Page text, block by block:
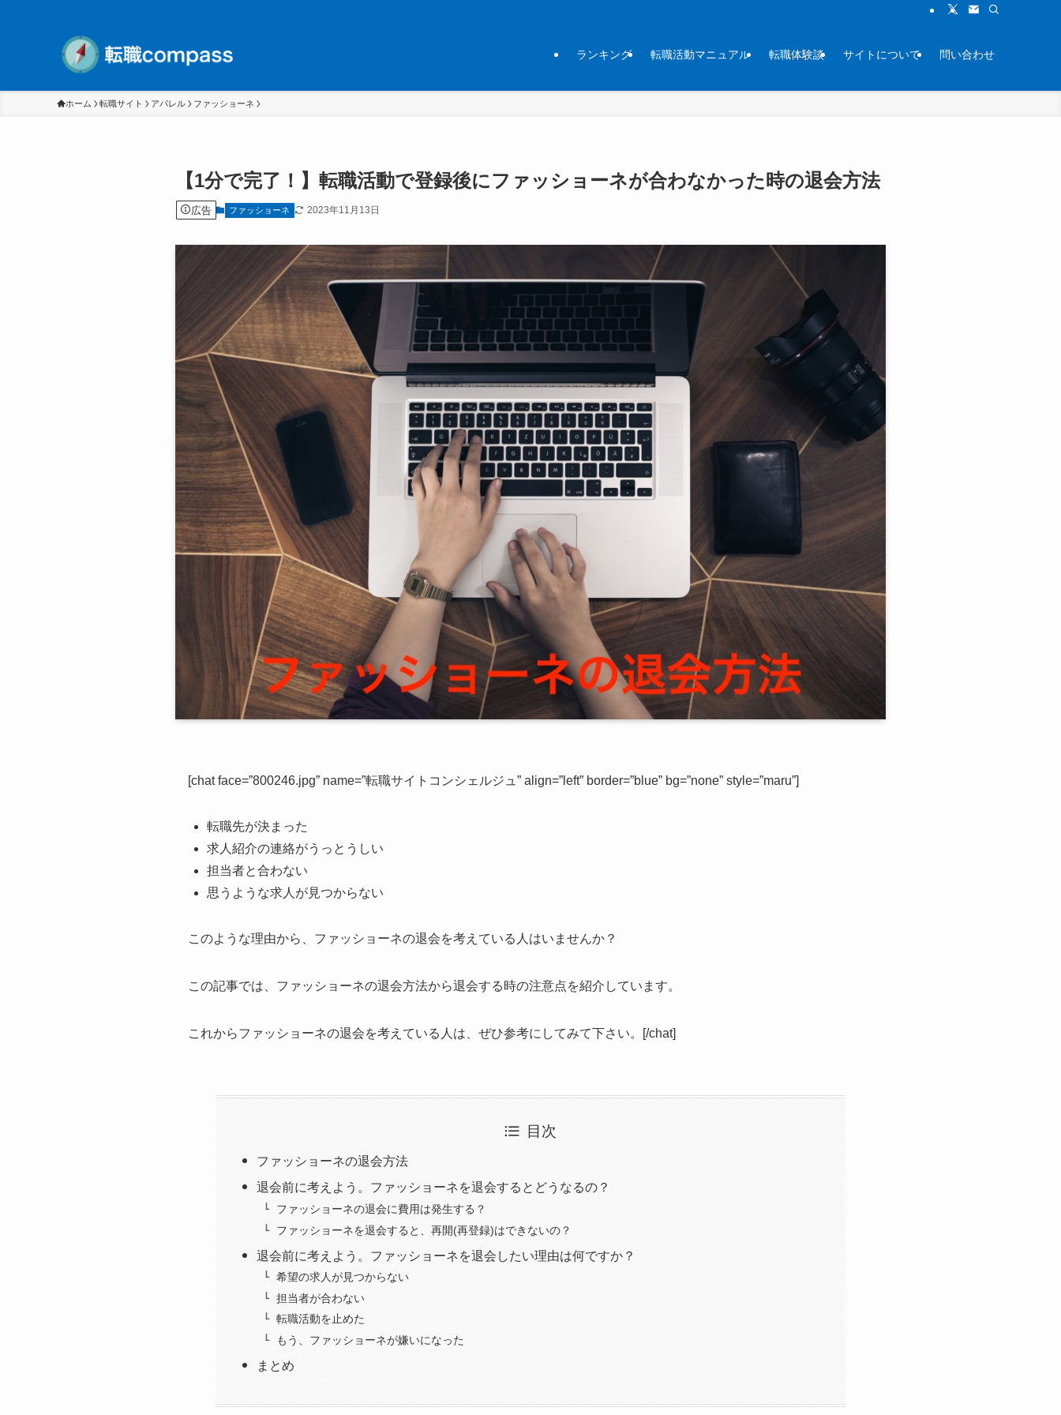
ランキング 転職活動マニュアル 転職体験談 サイトについて 問い合わせ
ホーム 転職サイト アパレル ファッショーネ
【1分で完了！】転職活動で登録後にファッショーネが合わなかった時の退会方法
広告 ファッショーネ 2023年11月13日
[chat face=”800246.jpg” name=”転職サイトコンシェルジュ” align=”left” border=”blue” bg=”none” style=”maru”]
転職先が決まった
求人紹介の連絡がうっとうしい
担当者と合わない
思うような求人が見つからない
このような理由から、ファッショーネの退会を考えている人はいませんか？
この記事では、ファッショーネの退会方法から退会する時の注意点を紹介しています。
これからファッショーネの退会を考えている人は、ぜひ参考にしてみて下さい。[/chat]
目次
ファッショーネの退会方法
退会前に考えよう。ファッショーネを退会するとどうなるの？
ファッショーネの退会に費用は発生する？
ファッショーネを退会すると、再開(再登録)はできないの？
退会前に考えよう。ファッショーネを退会したい理由は何ですか？
希望の求人が見つからない
担当者が合わない
転職活動を止めた
もう、ファッショーネが嫌いになった
まとめ